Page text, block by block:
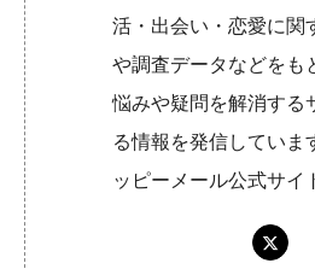
活・出会い・恋愛に関
や調査データなどをも
悩みや疑問を解消する
る情報を発信して
ッピーメール公式サイ